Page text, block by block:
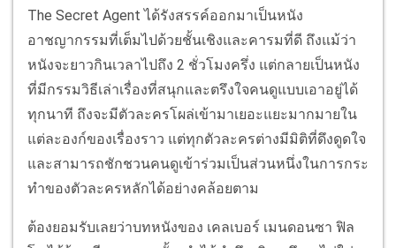
The Secret Agent ได้รังสรรค์ออกมาเป็นหนัง
อาชญากรรมที่เต็มไปด้วยชั้นเชิงและคารมที่ดี ถึงแม้ว่า
หนังจะยาวกินเวลาไปถึง 2 ชั่วโมงครึ่ง แต่กลายเป็นหนัง
ที่มีกรรมวิธีเล่าเรื่องที่สนุกและตรึงใจคนดูแบบเอาอยู่ได้
ทุกนาที ถึงจะมีตัวละครโผล่เข้ามาเยอะแยะมากมายใน
แต่ละองก์ของเรื่องราว แต่ทุกตัวละครต่างมีมิติที่ดึงดูดใจ
และสามารถชักชวนคนดูเข้าร่วมเป็นส่วนหนึ่งในการกระ
ทำของตัวละครหลักได้อย่างคล้อยตาม
ต้องยอมรับเลยว่าบทหนังของ เคลเบอร์ เมนดอนซา ฟิล